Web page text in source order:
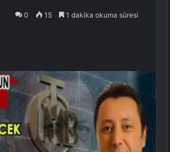
0 15 1 dakika okuma süresi